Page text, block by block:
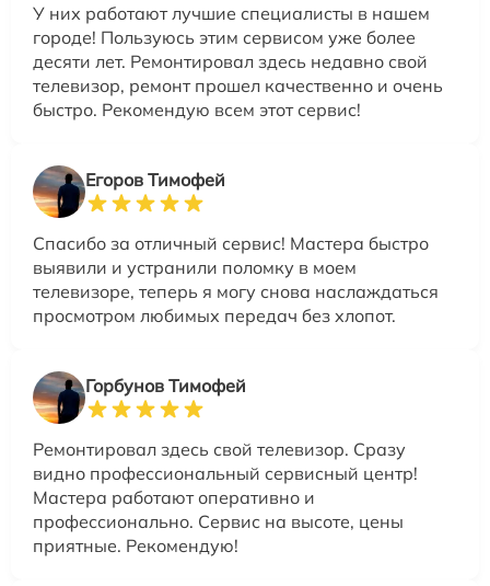
У них работают лучшие специалисты в нашем
городе! Пользуюсь этим сервисом уже более
десяти лет. Ремонтировал здесь недавно свой
телевизор, ремонт прошел качественно и очень
быстро. Рекомендую всем этот сервис!
Егоров Тимофей
Спасибо за отличный сервис! Мастера быстро
выявили и устранили поломку в моем
телевизоре, теперь я могу снова наслаждаться
просмотром любимых передач без хлопот.
Горбунов Тимофей
Ремонтировал здесь свой телевизор. Сразу
видно профессиональный сервисный центр!
Мастера работают оперативно и
профессионально. Сервис на высоте, цены
приятные. Рекомендую!